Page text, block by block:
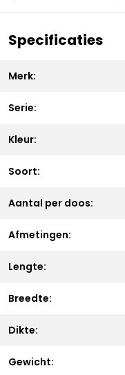
Specificaties
Merk:
Serie:
Kleur:
Soort:
Aantal per doos:
Afmetingen:
Lengte:
Breedte:
Dikte:
Gewicht: